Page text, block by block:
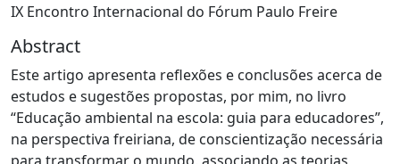
IX Encontro Internacional do Fórum Paulo Freire
Abstract
Este artigo apresenta reflexões e conclusões acerca de
estudos e sugestões propostas, por mim, no livro
“Educação ambiental na escola: guia para educadores”,
na perspectiva freiriana, de conscientização necessária